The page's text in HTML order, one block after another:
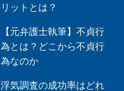
リットとは？
【元弁護士執筆】不貞行
為とは？どこから不貞行
為なのか
浮気調査の成功率はどれ